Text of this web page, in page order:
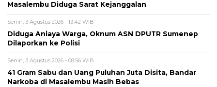
Masalembu Diduga Sarat Kejanggalan
Senin, 3 Agustus 2026 - 13:42 WIB
Diduga Aniaya Warga, Oknum ASN DPUTR Sumenep
Dilaporkan ke Polisi
Senin, 3 Agustus 2026 - 08:56 WIB
41 Gram Sabu dan Uang Puluhan Juta Disita, Bandar
Narkoba di Masalembu Masih Bebas